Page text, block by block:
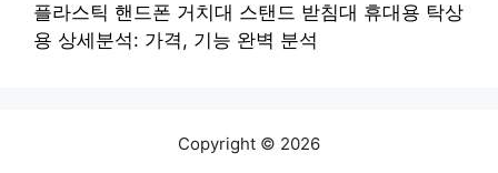
플라스틱 핸드폰 거치대 스탠드 받침대 휴대용 탁상
용 상세분석: 가격, 기능 완벽 분석
Copyright © 2026